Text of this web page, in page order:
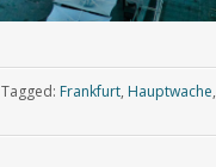
Tagged: Frankfurt, Hauptwache,